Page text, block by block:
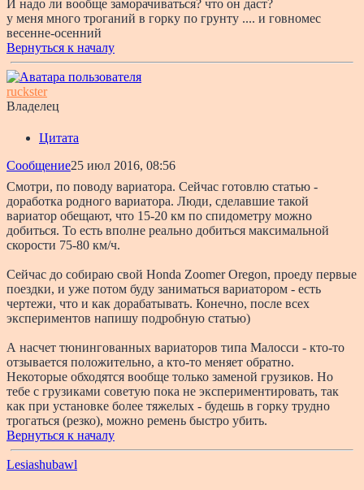
И надо ли вообще заморачиваться? что он даст?
у меня много троганий в горку по грунту .... и говномес
весенне-осенний
Вернуться к началу
ruckster
Владелец
Цитата
Сообщение25 июл 2016, 08:56
Смотри, по поводу вариатора. Сейчас готовлю статью -
доработка родного вариатора. Люди, сделавшие такой
вариатор обещают, что 15-20 км по спидометру можно
добиться. То есть вполне реально добиться максимальной
скорости 75-80 км/ч.
Сейчас до собираю свой Honda Zoomer Oregon, проеду первые
поездки, и уже потом буду заниматься вариатором - есть
чертежи, что и как дорабатывать. Конечно, после всех
экспериментов напишу подробную статью)
А насчет тюнингованных вариаторов типа Малосси - кто-то
отзывается положительно, а кто-то меняет обратно.
Некоторые обходятся вообще только заменой грузиков. Но
тебе с грузиками советую пока не экспериментировать, так
как при установке более тяжелых - будешь в горку трудно
трогаться (резко), можно ремень быстро убить.
Вернуться к началу
Lesiashubawl